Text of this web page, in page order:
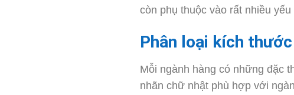
còn phụ thuộc vào rất nhiều
Phân loại kích
Mỗi ngành hàng có những đặc
nhãn chữ nhật phù hợp với